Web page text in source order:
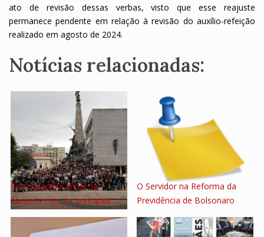
ato de revisão dessas verbas, visto que esse reajuste
permanece pendente em relação à revisão do auxílio-refeição
realizado em agosto de 2024.
Notícias relacionadas:
Retrospectiva anual da
Abojeris com os principais…
O Servidor na Reforma da
Previdência de Bolsonaro